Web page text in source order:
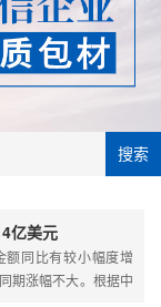
搜索
亿美元
同比有较小幅度增
期涨幅不大。根据中